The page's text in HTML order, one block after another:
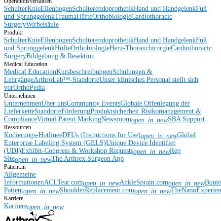
Operationsverfahren
SchulterKnieEllenbogenSchulterendoprothetikHand und HandgelenkFuß
und SprunggelenkTraumaHüfteOrthobiologieCardiothoracic
SurgeryWirbelsäule
Produkt
SchulterKnieEllenbogenSchulterendoprothetikHand und HandgelenkFuß
und SprunggelenkHüfteOrthobiologieHerz-ThoraxchirurgieCardiothoracic
SurgeryBildgebung & Resektion
Medical Education
Medical EducationKursbeschreibungenSchulungen &
LehrgängeArthroLab™-StandorteUnser klinisches Personal stellt sich
vorOrthoPedia
Unternehmen
UnternehmenÜber unsCommunity EventsGlobale Offenlegung der
LieferketteStandorteFörderungProduktsicherheit Risikomanagement &
ComplianceVirtual Patent MarkingNewsroomopen_in_newSBA Support
Ressourcen
Kodierungs-HotlineeDFUs (Instructions for Use)open_in_newGlobal
Enterprise Labeling System (GELS)Unique Device Identifier
(UDI)Exhibit-Congress & Workshop Requestsopen_in_newRep
Siteopen_in_newThe Arthrex Surgeon App
Patient:in
Allgemeine
InformationenACLTear.comopen_in_newAnkleSprain.comopen_in_new
Patientopen_in_newShoulderReplacement.comopen_in_new
Karriere
Karriereopen_in_new